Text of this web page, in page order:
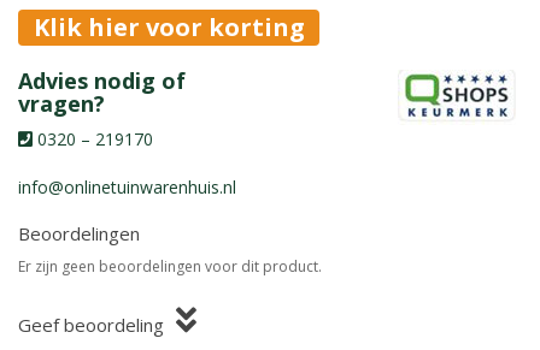
Klik hier voor korting
Advies nodig of
vragen?
0320 – 219170
info@onlinetuinwarenhuis.nl
Beoordelingen
Er zijn geen beoordelingen voor dit product.
Geef beoordeling